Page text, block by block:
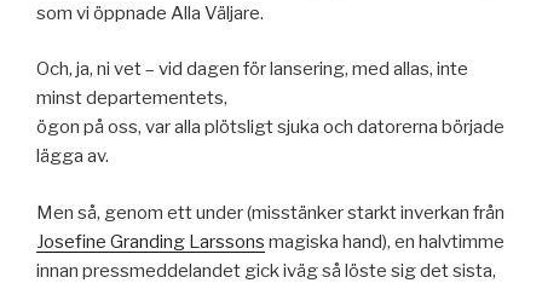
som vi öppnade Alla Väljare.
Och, ja, ni vet – vid dagen för lansering, med allas, inte
minst departementets,
ögon på oss, var alla plötsligt sjuka och datorerna började
lägga av.
Men så, genom ett under (misstänker starkt inverkan från
Josefine Granding Larssons magiska hand), en halvtimme
innan pressmeddelandet gick iväg så löste sig det sista,